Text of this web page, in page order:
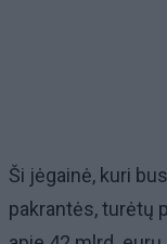
Ši jėgainė, kuri
pakrantės, turėtų